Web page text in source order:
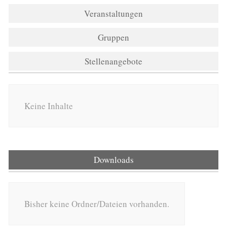
Veranstaltungen
Gruppen
Stellenangebote
Keine Inhalte
Downloads
Bisher keine Ordner/Dateien vorhanden.